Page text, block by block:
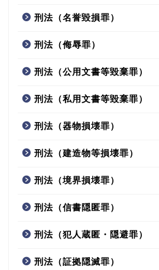
刑法（名誉毀損罪）
刑法（侮辱罪）
刑法（公用文書等毀棄罪）
刑法（私用文書等毀棄罪）
刑法（器物損壊罪）
刑法（建造物等損壊罪）
刑法（境界損壊罪）
刑法（信書隠匿罪）
刑法（犯人蔵匿・隠避罪）
刑法（証拠隠滅罪）